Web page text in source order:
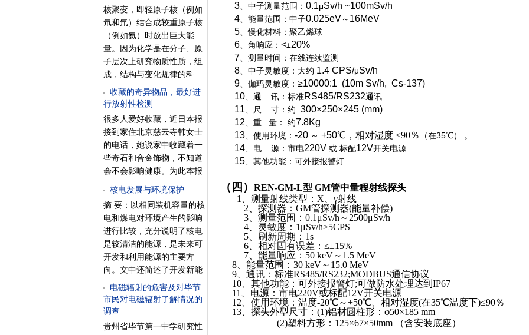
核聚变，即轻原子核（例如
氘和氚）结合成较重原子核
（例如氦）时放出巨大能
量。因为化学是在分子、原
子层次上研究物质性质，组
成，结构与变化规律的科
学，而核聚变是发生在原子
核层面上的，所以核聚变不
属于化学变化。热核反应，
或原子核的聚变反应，是当
前很有前途的新能源。参与
核反应的氢原子核，如氢
（氕）、氘、氚、锂等从热
运动获得必要的动能而引起
的聚变反应（参见核聚
变）。热核反应是氢弹爆炸
的基氘、氚核聚变示意图
氘、氚核聚变示意图础，可
在瞬间产生大量热能，但尚
无法加以利用。如能使热核
反应在一定约束区域内，根
据人们的意图有控制地产生
与进行，即可实现受控热核
反应。这正是在进行试验研
究的重大课题。受控热核反
收藏的奇异物品，最好进
行放射性检测
很多人爱好收藏，近日本报
接到家住北京慈云寺韩女士
的电话，她说家中收藏着一
些奇石和合金饰物，不知道
会不会影响健康。为此本报
记者采访了中国疾病控制中
心辐射防护与核安全医学所
尚兵研究员。尚兵介绍，地
球上发现的稳定金属元素有
112种，核素有2800余种，
而具有放射性的元素却超过
2530多种。她提醒大家：各
式各样的收藏品充满了许多
未知数，收藏者因贪图“奇
异”而将有害物质“引狼入
室”的恶性事故并不鲜见。
尚兵举了个例子，前不久北
核电发展与环境保护
摘 要：以相同装机容量的核
电和煤电对环境产生的影响
进行比较，充分说明了核电
是较清洁的能源，是未来可
开发和利用能源的主要方
向。文中还简述了开发新能
源的途径和核电发展的前
景。关键词：核电；火电；
节能；新能源 联合国预测，
到2050年全球人口从现在的
电磁辐射的危害及对毕节
市民对电磁辐射了解情况的
调查
贵州省毕节第一中学研究性
3 、中子测量范围： 0.1μSv/h ~100mSv/h
4 、能量范围：中子0.025eV～ 16MeV
5 、慢化材料：聚乙烯球
6 、角响应： <±20%
7 、测量时间：在线连续监测
8 、中子灵敏度：大约 1.4 CPS/μSv/h
9 、伽玛灵敏度： ≥10000:1 (10m Sv/h, Cs-137)
10 、通 讯：标准RS485/RS232通讯
11 、尺 寸：约 300×250×245 (mm)
12 、重 量： 约7.8Kg
13 、使用环境： -20 ～ +50℃ ，相对湿度 ≤90％ （在35℃） 。
14 、电 源：市电220V 或 标配12V开关电源
15 、其他功能：可外接报警灯
（四） REN-GM-L型 GM管中量程射线探头
1
、测量射线类型： X 、γ射线
2 、探测器： GM管探测器(能量补偿)
3 、测量范围： 0.1 μSv/h ～ 2500μSv/h
4 、灵敏度： 1 μSv/h>5CPS
5 、刷新周期： 1s
6 、相对固有误差：≤±15%
7 、能量响应： 50 keV～ 1.5 MeV
8、能量范围：30 keV～15.0 MeV
9、通讯：标准RS485/RS232;MODBUS通信协议
10、其他功能：可外接报警灯;可做防水处理达到IP67
11、电源：市电220V或标配12V开关电源
12、使用环境：温度-20℃～+50℃、相对湿度(在35℃温度下)≤90％
13、 探头外型尺寸： (1)铝材圆柱形：φ50×185 mm
(2)塑料方形： 125×67×50mm （含安装底座）